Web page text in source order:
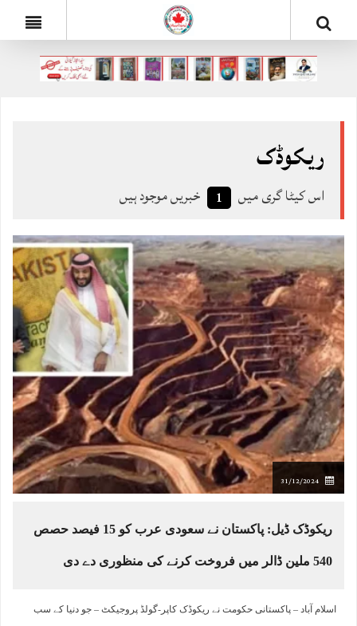
ریکوڈک
اس کیٹا گری میں 1 خبریں موجود ہیں
31/12/2024
ریکوڈک ڈیل: پاکستان نے سعودی عرب کو 15 فیصد حصص
540 ملین ڈالر میں فروخت کرنے کی منظوری دے دی
اسلام آباد – پاکستانی حکومت نے ریکوڈک کاپر-گولڈ پروجیکٹ – جو دنیا کے سب